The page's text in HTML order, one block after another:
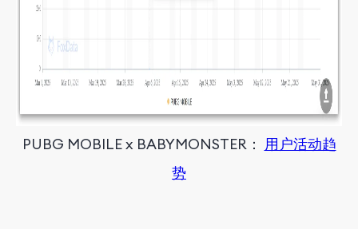
PUBG MOBILE x BABYMONSTER： 用户活动趋
势